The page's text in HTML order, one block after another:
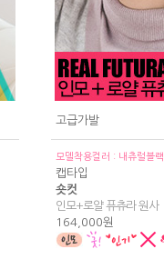
고급가발
모델착용컬러 : 내츄럴블랙
캡타입
숏컷
인모+로얄 퓨츄라 원사
164,000원